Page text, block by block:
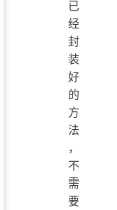
已
经
封
装
好
的
方
法
，
不
需
要